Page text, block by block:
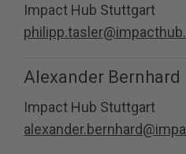
Impact Hub Stuttgart
Alexander Bernhard
Impact Hub Stuttgart